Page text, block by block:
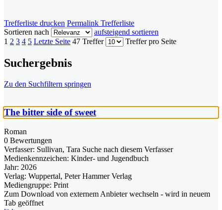
Trefferliste drucken Permalink Trefferliste
Sortieren nach
aufsteigend sortieren
1 2 3 4 5 Letzte Seite 47 Treffer Treffer pro Seite
Suchergebnis
Zu den Suchfiltern springen
The bitter side of sweet
Roman
0 Bewertungen
Verfasser: Sullivan, Tara Suche nach diesem Verfasser
Medienkennzeichen: Kinder- und Jugendbuch
Jahr: 2026
Verlag: Wuppertal, Peter Hammer Verlag
Mediengruppe: Print
Zum Download von externem Anbieter wechseln - wird in neuem
Tab geöffnet